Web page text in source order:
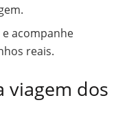
acompanhe
reais.
viagem dos